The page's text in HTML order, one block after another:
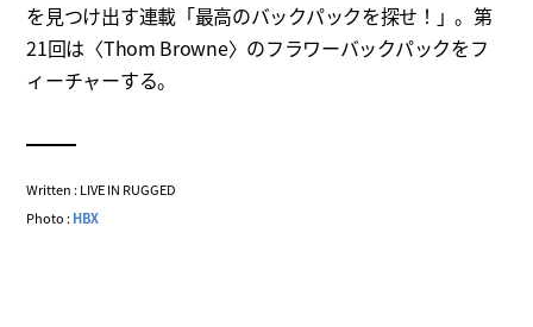
を見つけ出す連載「最高のバックパックを探せ！」。第
21回は〈Thom Browne〉のフラワーバックパックをフ
ィーチャーする。
Written : LIVE IN RUGGED
Photo :HBX